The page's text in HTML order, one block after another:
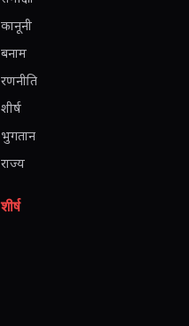
कानूनी
बनाम
रणनीति
शीर्ष
भुगतान
राज्य
शीर्ष